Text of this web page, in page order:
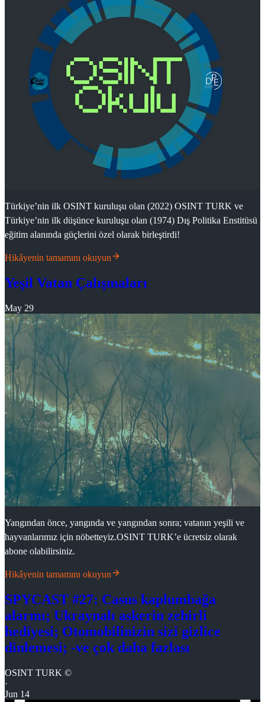
Türkiye’nin ilk OSINT kuruluşu olan (2022) OSINT TURK ve
Türkiye’nin ilk düşünce kuruluşu olan (1974) Dış Politika Enstitüsü
eğitim alanında güçlerini özel olarak birleştirdi!
Hikâyenin tamamını okuyun
Yeşil Vatan Çalışmaları
May 29
Yangından önce, yangında ve yangından sonra; vatanın yeşili ve
hayvanlarımız için nöbetteyiz.OSINT TURK’e ücretsiz olarak
abone olabilirsiniz.
Hikâyenin tamamını okuyun
SPYCAST #27: Casus kaplumbağa
alarmı; Ukraynalı askerin zehirli
hediyesi; Otomobilinizin sizi gizlice
dinlemesi; -ve çok daha fazlası
OSINT TURK ©
·
Jun 14